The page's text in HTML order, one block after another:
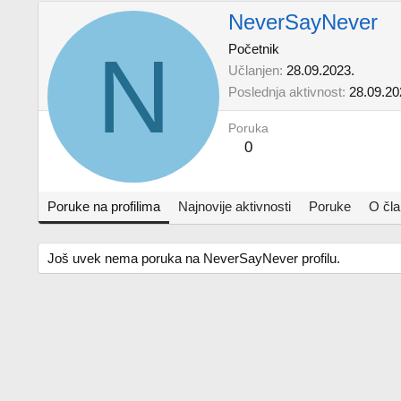
N
NeverSayNever
Početnik
Učlanjen 28.09.2023.
Poslednja aktivnost
Poruka
0
Poruke na profilima Najnovije aktivnosti Poruke O
Još uvek nema poruka na NeverSayNever profilu.